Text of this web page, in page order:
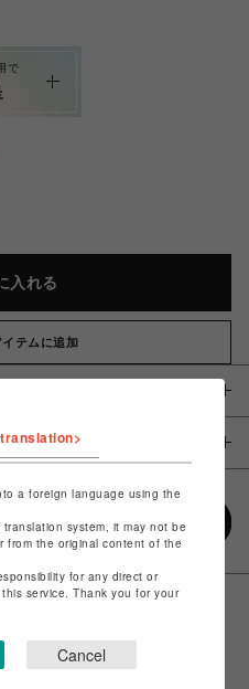
で
入れる
テムに追加
a foreign language using the
system, it may not be
from the original content of the
for any direct or
service. Thank you for your
Cancel